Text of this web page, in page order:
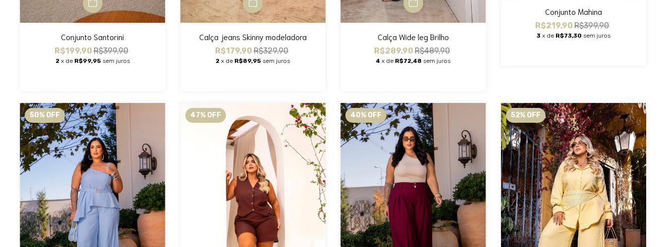
Conjunto Santorini
R$199,90R$399,90
2 x de R$99,95 sem juros
Calça jeans Skinny modeladora
R$179,90R$329,90
2 x de R$89,95 sem juros
Calça Wide leg Brilho
R$289,90R$489,90
4 x de R$72,48 sem juros
Conjunto Mahina
R$219,90R$399,90
3 x de R$73,30 sem juros
50% OFF 47% OFF 40% OFF 52% OFF